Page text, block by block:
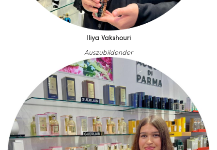
Iliya Vakshouri
Auszubildender